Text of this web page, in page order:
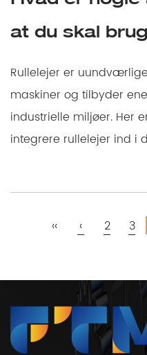
at du skal
Rullelejer er
maskiner og tilbyder
industrielle miljøer. Her
integrere
‹‹ ‹ 2 3